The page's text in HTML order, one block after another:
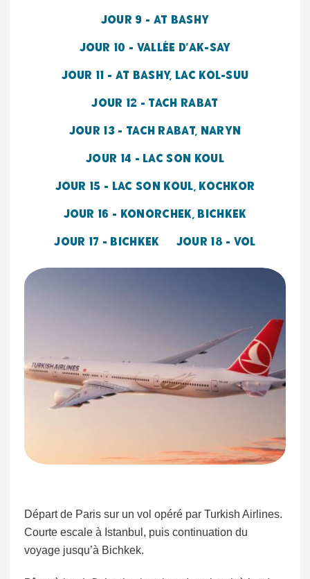
JOUR 9 - AT BASHY
JOUR 10 - VALLÉE D'AK-SAY
JOUR 11 - AT BASHY, LAC KOL-SUU
JOUR 12 - TACH RABAT
JOUR 13 - TACH RABAT, NARYN
JOUR 14 - LAC SON KOUL
JOUR 15 - LAC SON KOUL, KOCHKOR
JOUR 16 - KONORCHEK, BICHKEK
JOUR 17 - BICHKEK JOUR 18 - VOL
Départ de Paris sur un vol opéré par Turkish Airlines.
Courte escale à Istanbul, puis continuation du
voyage jusqu’à Bichkek.